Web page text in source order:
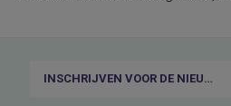
INSCHRIJVEN VOOR DE NIEUWSBRIEF